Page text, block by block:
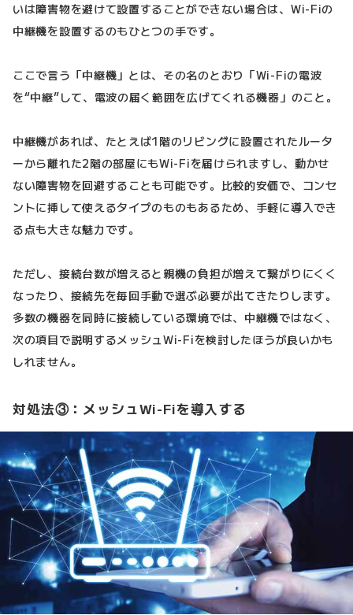
いは障害物を避けて設置することができない場合は、Wi-Fiの
中継機を設置するのもひとつの手です。
ここで言う「中継機」とは、その名のとおり「Wi-Fiの電波
を“中継”して、電波の届く範囲を広げてくれる機器」のこと。
中継機があれば、たとえば1階のリビングに設置されたルータ
ーから離れた2階の部屋にもWi-Fiを届けられますし、動かせ
ない障害物を回避することも可能です。比較的安価で、コンセ
ントに挿して使えるタイプのものもあるため、手軽に導入でき
る点も大きな魅力です。
ただし、接続台数が増えると親機の負担が増えて繋がりにくく
なったり、接続先を毎回手動で選ぶ必要が出てきたりします。
多数の機器を同時に接続している環境では、中継機ではなく、
次の項目で説明するメッシュWi-Fiを検討したほうが良いかも
しれません。
対処法③：メッシュWi-Fiを導入する